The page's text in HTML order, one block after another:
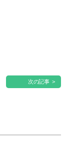
次の記事 >